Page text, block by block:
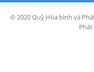
© 2020 Quỹ Hòa bình và